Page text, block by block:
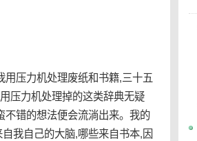
压力机处理废纸和书籍,三十五
压力机处理掉的这类辞典无疑
不错的想法便会流淌出来。我的
我自己的大脑,哪些来自书本,因